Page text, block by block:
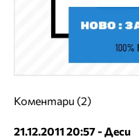
Коментари (2)
21.12.2011 20:57 - Деси